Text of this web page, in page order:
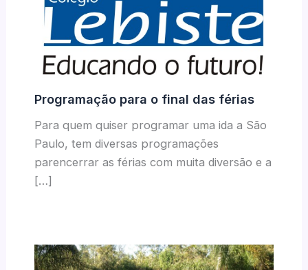
Programação para o final das férias
Para quem quiser programar uma ida a São
Paulo, tem diversas programações
parencerrar as férias com muita diversão e a
[…]